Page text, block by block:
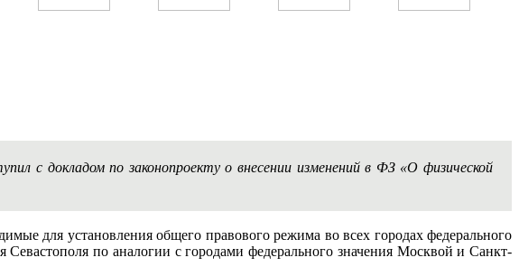
с докладом по законопроекту о внесении изменений в ФЗ «О физической
для установления общего правового режима во всех городах федерального
Севастополя по аналогии с городами федерального значения Москвой и Санкт-